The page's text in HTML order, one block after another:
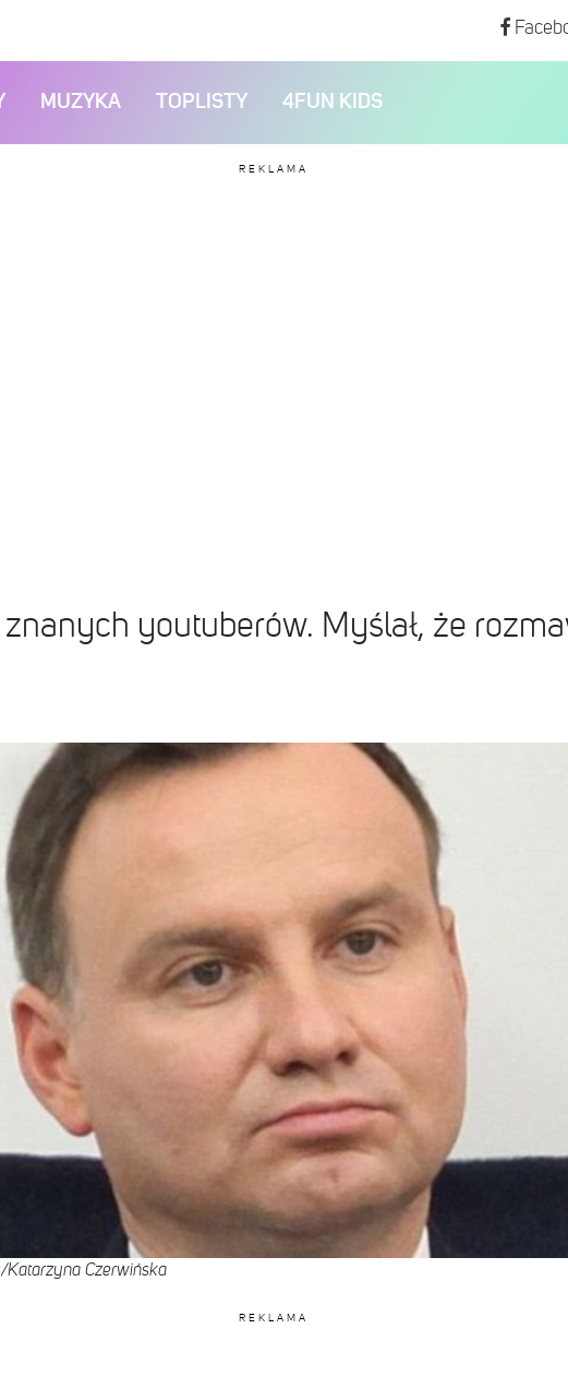
MUZYKA TOPLISTY 4FUN KIDS
REKLAMA
youtuberów. Myślał, że
Katarzyna Czerwińska
REKLAMA